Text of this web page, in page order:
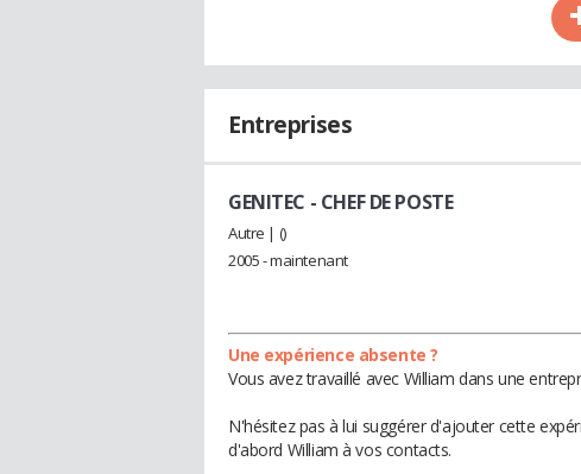
Entreprises
GENITEC - CHEF DE POSTE
Autre | ()
2005 - maintenant
Une expérience absente ?
Vous avez travaillé avec William dans une
N'hésitez pas à lui suggérer d'ajouter cette
d'abord William à vos contacts.